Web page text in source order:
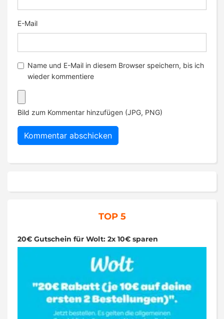
E-Mail
Name und E-Mail in diesem Browser speichern, bis ich
wieder kommentiere
Bild zum Kommentar hinzufügen (JPG, PNG)
TOP 5
20€ Gutschein für Wolt: 2x 10€ sparen